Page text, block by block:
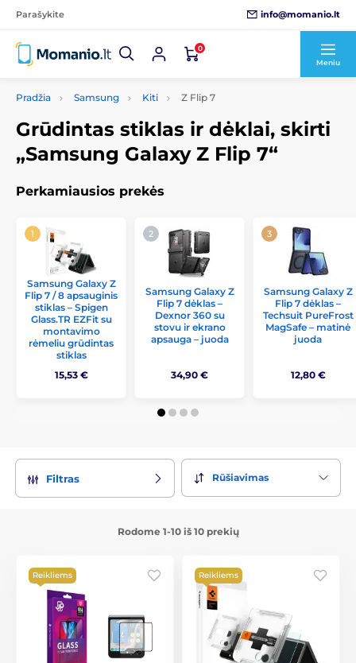
Parašykite info@momanio.lt
0
Meniu
Pradžia Samsung Kiti Z Flip 7
Grūdintas stiklas ir dėklai, skirti
„Samsung Galaxy Z Flip 7“
Perkamiausios prekės
Samsung Galaxy Z
Flip 7 / 8 apsauginis
stiklas – Spigen
Glass.TR EZFit su
montavimo
rėmeliu grūdintas
stiklas
15,53 €
Samsung Galaxy Z
Flip 7 dėklas –
Dexnor 360 su
stovu ir ekrano
apsauga – juoda
34,90 €
Samsung Galaxy Z
Flip 7 dėklas –
Techsuit PureFrost
MagSafe – matinė
juoda
12,80 €
Filtras Rūšiavimas
Rodome 1-10 iš 10 prekių
Reikliems Reikliems